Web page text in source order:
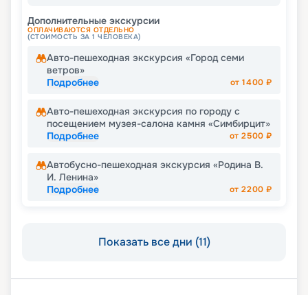
Дополнительные экскурсии
ОПЛАЧИВАЮТСЯ ОТДЕЛЬНО
(СТОИМОСТЬ ЗА 1 ЧЕЛОВЕКА)
Авто-пешеходная экскурсия «Город семи
ветров»
Подробнее
от1400 ₽
Авто-пешеходная экскурсия по городу с
посещением музея-салона камня «Симбирцит»
Подробнее
от2500 ₽
Автобусно-пешеходная экскурсия «Родина В.
И. Ленина»
Подробнее
от2200 ₽
Показать все дни (11)